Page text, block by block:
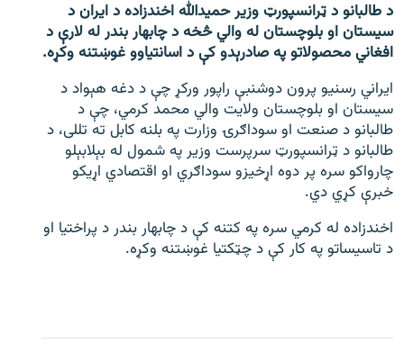
د ازادې اروپا/ ازادي راډيو ټولې پاڼې
د طالبانو د ټرانسپورټ وزیر حمیدالله اخندزاده د ایران د
سیستان او بلوچستان له والي څخه د چابهار بندر له لارې د
افغاني محصولاتو په صادرېدو کې د اسانتیاوو غوښتنه وکړه.
ایراني رسنیو پرون دوشنبې راپور ورکړ چې د دغه هېواد د
سیستان او بلوچستان ولایت والي محمد کرمي، چې د
طالبانو د صنعت او سوداګرۍ وزارت په بلنه کابل ته تللی، د
طالبانو د ټرانسپورټ سرپرست وزیر په شمول له بېلابېلو
چارواکو سره پر دوه اړخیزو سوداګري او اقتصادي اړیکو
خبرې کړي دي.
اخندزاده له کرمي سره په کتنه کې د چابهار بندر د پراختیا او
د تاسیساتو په کار کې د چټکتیا غوښتنه وکړه.